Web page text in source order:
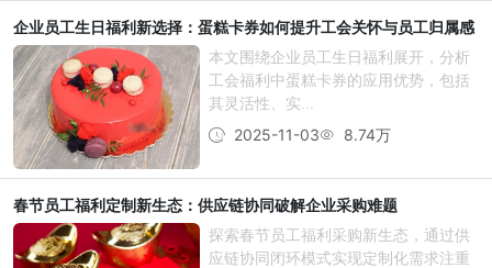
企业员工生日福利新选择：蛋糕卡券如何提升工会关怀与员工归属感
本文围绕企业员工生日福利展开，分析
工会福利中蛋糕卡券的应用优势，包括
其灵活性、实...
2025-11-03
8.74万
春节员工福利定制新生态：供应链协同破解企业采购难题
探索春节员工福利采购新生态，通过供
应链协同闭环模式实现定制化需求注重